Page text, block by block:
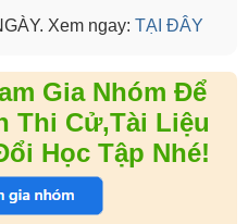
Xem ngay: TẠI ĐÂY
Gia Nhóm Để
Thi Cử,Tài Liệu
Học Tập Nhé!